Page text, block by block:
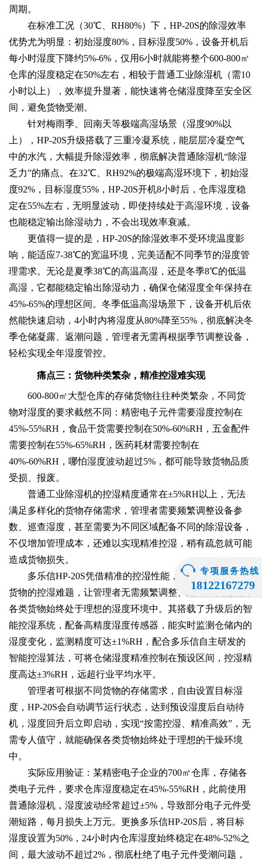
周期。
在标准工况（30℃、RH80%）下，HP-20S的除湿效率
优势尤为明显：初始湿度80%，目标湿度50%，设备开机后
每小时湿度下降约5%-6%，仅用6小时就能将整个600-800㎡
仓库的湿度稳定在50%左右，相较于普通工业除湿机（需10
小时以上），效率提升显著，能快速将仓储湿度降至安全区
间，避免货物受潮。
针对梅雨季、回南天等极端高湿场景（湿度90%以
上），HP-20S升级搭载了三重冷凝系统，能层层冷凝空气
中的水汽，大幅提升除湿效率，彻底解决普通除湿机“除湿
乏力”的痛点。在32℃、RH92%的极端高湿环境下，初始湿
度92%，目标湿度55%，HP-20S开机8小时后，仓库湿度稳
定在55%左右，无明显波动，即使持续处于高湿环境，设备
也能稳定输出除湿动力，不会出现效率衰减。
更值得一提的是，HP-20S的除湿效率不受环境温度影
响，能适应7-38℃的宽温环境，完美适配不同季节的湿度管
理需求。无论是夏季38℃的高温高湿，还是冬季8℃的低温
高湿，它都能稳定输出除湿动力，确保仓储湿度全年保持在
45%-65%的理想区间。冬季低温高湿场景下，设备开机后依
然能快速启动，4小时内将湿度从80%降至55%，彻底解决冬
季仓储凝露、返潮问题，管理者无需再根据季节调整设备，
轻松实现全年湿度管控。
痛点三：货物种类繁杂，精准控湿难实现
600-800㎡大型仓库的存储货物往往种类繁杂，不同货
物对湿度的要求截然不同：精密电子元件需要湿度控制在
45%-55%RH，食品干货需要控制在50%-60%RH，五金配件
需要控制在55%-65%RH，医药耗材需要控制在
40%-60%RH，哪怕湿度波动超过5%，都可能导致货物品质
受损、报废。
普通工业除湿机的控湿精度通常在±5%RH以上，无法
满足多样化的货物存储需求，管理者需要频繁调整设备参
数、巡查湿度，甚至需要为不同区域配备不同的除湿设备，
不仅增加管理成本，还难以实现精准控湿，稍有疏忽就可能
造成货物损失。
多乐信HP-20S凭借精准的控湿性能，轻松解决多样化
货物的控湿难题，让管理者无需频繁调整、巡查，就能确保
各类货物始终处于理想的湿度环境中。其搭载了升级后的智
能控湿系统，配备高精度湿度传感器，能实时监测仓储内的
湿度变化，监测精度可达±1%RH，配合多乐信自主研发的
智能控湿算法，可将仓储湿度精准控制在预设区间，控湿精
度高达±3%RH，远超行业平均水平。
管理者可根据不同货物的存储需求，自由设置目标湿
度，HP-20S会自动调节运行状态，达到预设湿度后自动待
机，湿度回升后立即启动，实现“按需控湿、精准高效”，无
需专人值守，就能确保各类货物始终处于理想的干燥环境
中。
实际应用验证：某精密电子企业的700㎡仓库，存储各
类电子元件，要求仓库湿度稳定在45%-55%RH，此前使用
普通除湿机，湿度波动经常超过±5%，导致部分电子元件受
潮短路，每月损失上万元。更换多乐信HP-20S后，将目标
湿度设置为50%，24小时内仓库湿度始终稳定在48%-52%之
间，最大波动不超过2%，彻底杜绝了电子元件受潮问题，
专项服务热线
18122167279